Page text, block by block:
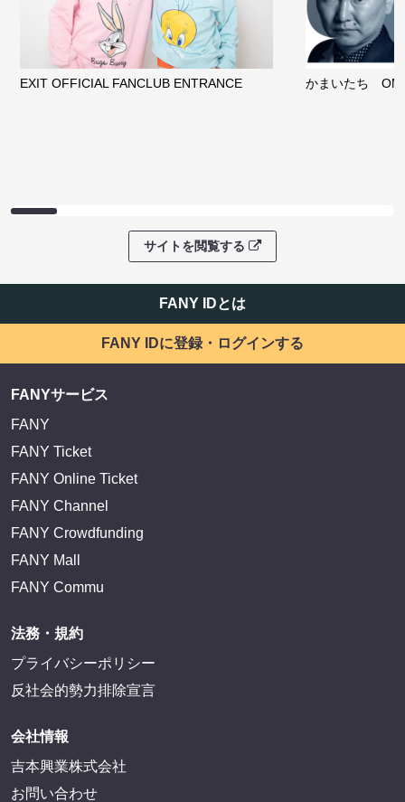
EXIT OFFICIAL FANCLUB ENTRANCE かまいたち
サイトを閲覧する
FANY IDとは
FANY IDに登録・ログインする
FANYサービス
FANY
FANY Ticket
FANY Online Ticket
FANY Channel
FANY Crowdfunding
FANY Mall
FANY Commu
法務・規約
プライバシーポリシー
反社会的勢力排除宣言
会社情報
吉本興業株式会社
お問い合わせ